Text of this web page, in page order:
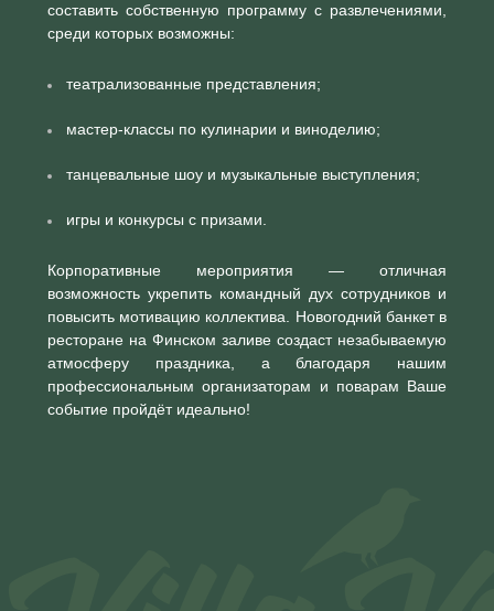
составить собственную программу с развлечениями,
среди которых возможны:
театрализованные представления;
мастер-классы по кулинарии и виноделию;
танцевальные шоу и музыкальные выступления;
игры и конкурсы с призами.
Корпоративные мероприятия — отличная
возможность укрепить командный дух сотрудников и
повысить мотивацию коллектива. Новогодний банкет в
ресторане на Финском заливе создаст незабываемую
атмосферу праздника, а благодаря нашим
профессиональным организаторам и поварам Ваше
событие пройдёт идеально!